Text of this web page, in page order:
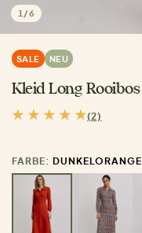
1 /6
SALE NEU
Kleid Long Rooibos
(2)
FARBE: DUNKELORANGE